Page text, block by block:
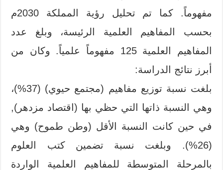
مفهوماً. كما تم تحليل رؤية المملكة 2030م
بحسب المفاهيم العلمية الرئيسة، وبلغ عدد
المفاهيم العلمية 125 مفهوماً علمياً. وكان من
أبرز نتائج الدراسة:
بلغت نسبة توزيع مفاهيم (مجتمع حيوي) (37%)،
وهي النسبة ذاتها التي حظي بها (اقتصاد مزدهر),
في حين كانت النسبة الأقل (وطن طموح) وهي
(26%). وبلغت نسبة تضمين كتب العلوم
بالمرحلة المتوسطة للمفاهيم العلمية الواردة